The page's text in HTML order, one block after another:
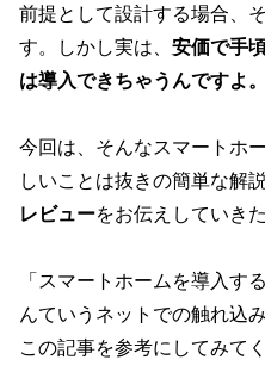
前提として設計する場合、
す。しかし実は、 安価で手
は導入できちゃうんですよ。
今回は、そんなスマートホ
しいことは抜きの簡単な解説
レビューをお伝えしていき
「スマートホームを導入す
んていうネットでの触れ込
この記事を参考にしてみて